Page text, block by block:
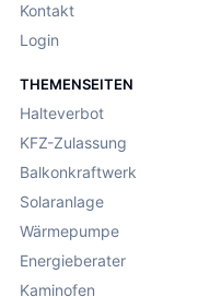
Kontakt
Login
THEMENSEITEN
Halteverbot
KFZ-Zulassung
Balkonkraftwerk
Solaranlage
Wärmepumpe
Energieberater
Kaminofen